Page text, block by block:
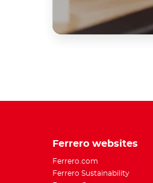
Ferrero websites
Ferrero.com
Ferrero Sustainability